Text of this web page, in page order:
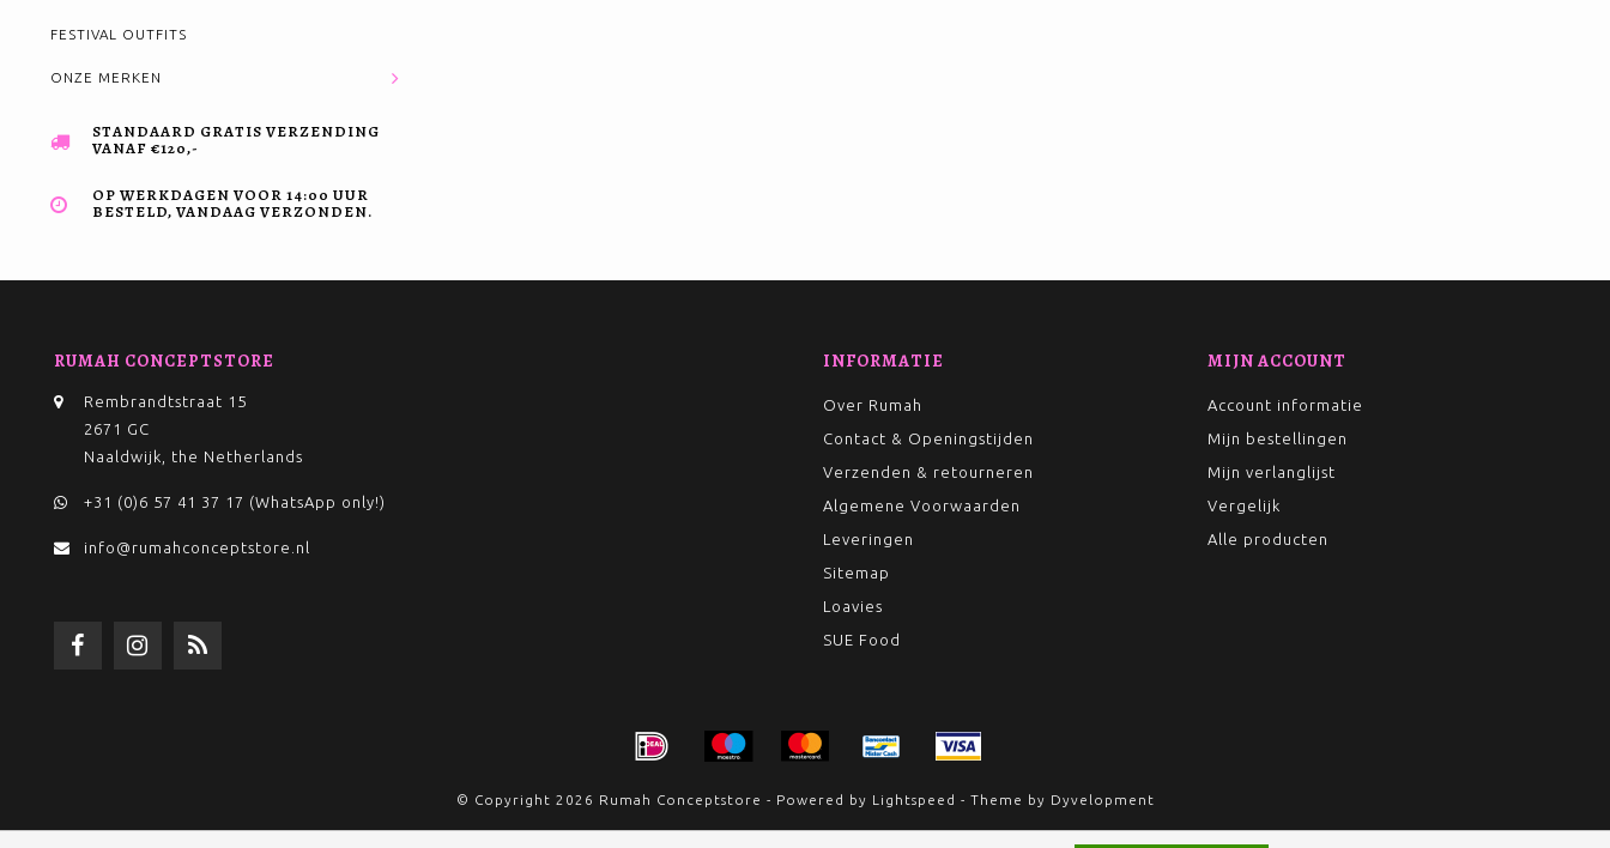
FESTIVAL OUTFITS
ONZE MERKEN
STANDAARD GRATIS VERZENDING
VANAF €120,-
OP WERKDAGEN VOOR 14:00 UUR
BESTELD, VANDAAG VERZONDEN.
RUMAH CONCEPTSTORE
Rembrandtstraat 15
2671 GC
Naaldwijk, the Netherlands
+31 (0)6 57 41 37 17 (WhatsApp only!)
info@rumahconceptstore.nl
INFORMATIE
Over Rumah
Contact & Openingstijden
Verzenden & retourneren
Algemene Voorwaarden
Leveringen
Sitemap
Loavies
SUE Food
MIJN ACCOUNT
Account informatie
Mijn bestellingen
Mijn verlanglijst
Vergelijk
Alle producten
© Copyright 2026 Rumah Conceptstore - Powered by Lightspeed - Theme by Dyvelopment